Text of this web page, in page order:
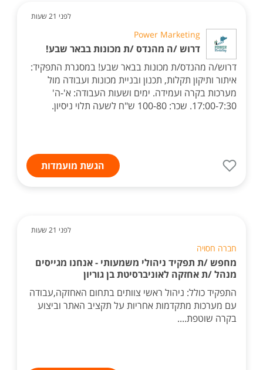
לפני 21 שעות
Power Marketing
דרוש /ה מהנדס /ת מכונות בבאר שבע!
דרוש/ה מהנדס/ת מכונות בבאר שבע! במסגרת התפקיד:
איתור ותיקון תקלות, תכנון ובניית מכונות ועבודה מול
מערכות בקרה ועמידה. ימים ושעות העבודה: א'-ה'
17:00-7:30. שכר: 100-80 ש"ח לשעה תלוי ניסיון.
הגשת מועמדות
לפני 21 שעות
חברה חסויה
מחפש /ת תפקיד ניהולי משמעותי - אנחנו מגייסים
מנהל /ת אחזקה לאוניברסיטת בן גוריון
התפקיד כולל: ניהול ראשי צוותים בתחום האחזקה,עבודה
עם מערכות מתקדמות אחריות על תקציב האתר וביצוע
בקרה שוטפת....